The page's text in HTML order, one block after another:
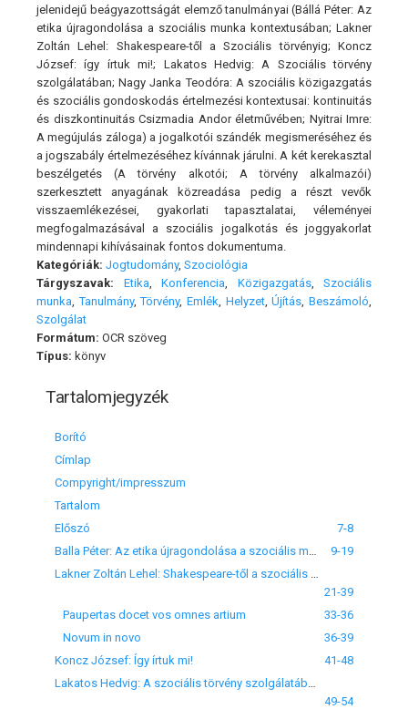
jelenidejű beágyazottságát elemző tanulmányai (Bállá Péter: Az
etika újragondolása a szociális munka kontextusában; Lakner
Zoltán Lehel: Shakespeare-től a Szociális törvényig; Koncz
József: így írtuk mi!; Lakatos Hedvig: A Szociális törvény
szolgálatában; Nagy Janka Teodóra: A szociális közigazgatás
és szociális gondoskodás értelmezési kontextusai: kontinuitás
és diszkontinuitás Csizmadia Andor életművében; Nyitrai Imre:
A megújulás záloga) a jogalkotói szándék megismeréséhez és
a jogszabály értelmezéséhez kívánnak járulni. A két kerekasztal
beszélgetés (A törvény alkotói; A törvény alkalmazói)
szerkesztett anyagának közreadása pedig a részt vevők
visszaemlékezései, gyakorlati tapasztalatai, véleményei
megfogalmazásával a szociális jogalkotás és joggyakorlat
mindennapi kihívásainak fontos dokumentuma.
Kategóriák: Jogtudomány, Szociológia
Tárgyszavak:
Etika Konferencia Közigazgatás, Szociális
munka ,Tanulmány,Törvény,Emlék Helyzet,Újítás ,Beszámoló
Szolgálat
Formátum: OCR szöveg
Típus: könyv
Tartalomjegyzék
Borító
Címlap
Compyright/impresszum
Tartalom
Előszó
7-8
9-19
21-39
Paupertas docet vos omnes artium
33-36
Novum in novo
36-39
Koncz József: Így írtuk mi!
41-48
49-54